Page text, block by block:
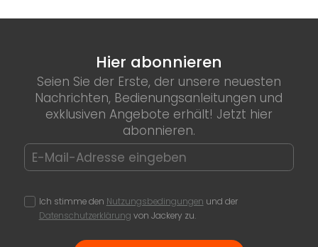
Hier abonnieren
Seien Sie der Erste, der unsere neuesten
Nachrichten, Bedienungsanleitungen und
exklusiven Angebote erhält! Jetzt hier
abonnieren.
Ich stimme den Nutzungsbedingungen und der
Datenschutzerklärung von Jackery zu.